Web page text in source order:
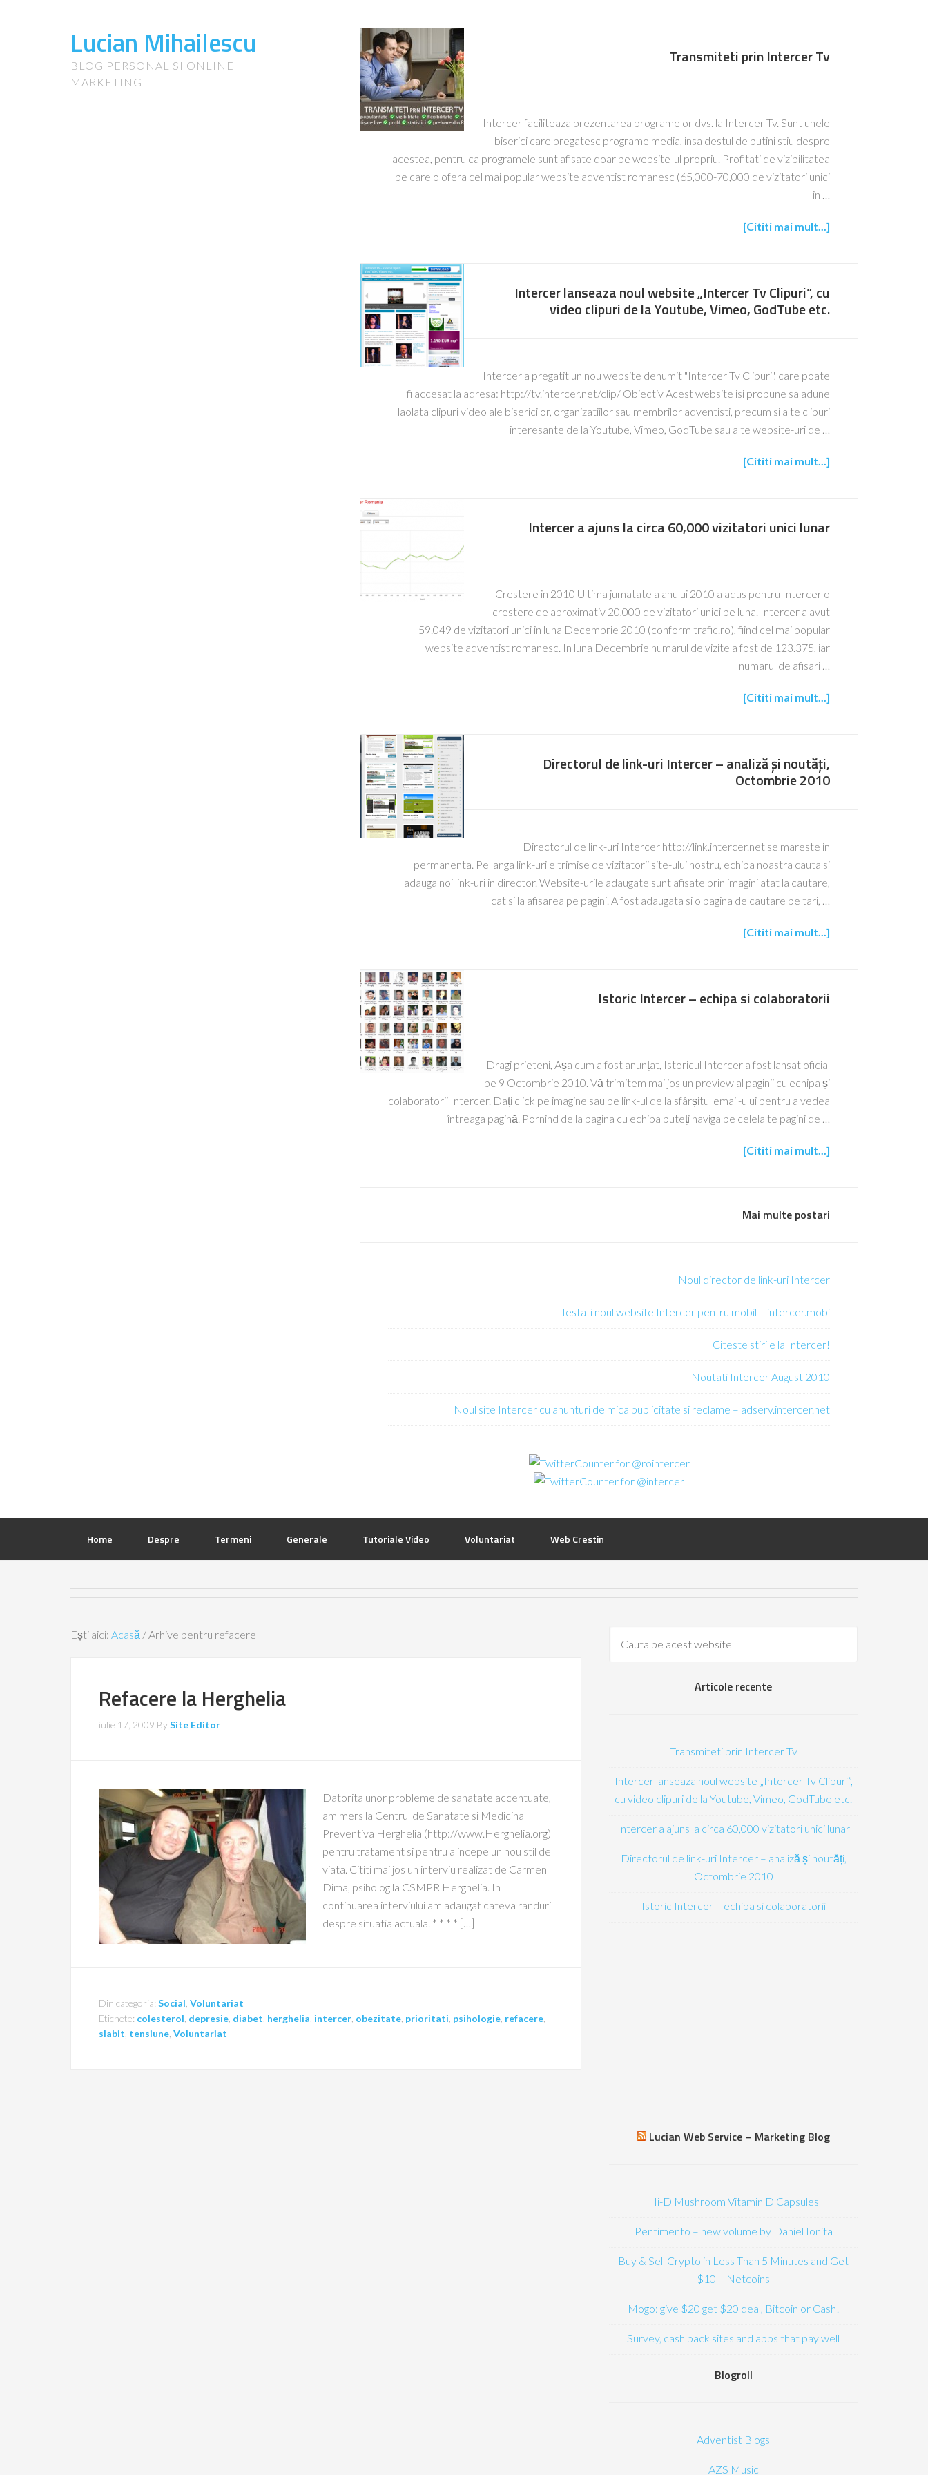
Lucian Mihailescu
BLOG PERSONAL SI ONLINE
MARKETING
Transmiteti prin Intercer Tv
Intercer faciliteaza prezentarea programelor dvs. la Intercer Tv. Sunt unele
biserici care pregatesc programe media, insa destul de putini stiu despre
acestea, pentru ca programele sunt afisate doar pe website-ul propriu. Profitati de vizibilitatea
pe care o ofera cel mai popular website adventist romanesc (65,000-70,000 de vizitatori unici
in …
[Cititi mai mult...]
Intercer lanseaza noul website „Intercer Tv Clipuri”, cu
video clipuri de la Youtube, Vimeo, GodTube etc.
Intercer a pregatit un nou website denumit "Intercer Tv Clipuri", care poate
fi accesat la adresa: http://tv.intercer.net/clip/ Obiectiv Acest website isi propune sa adune
laolata clipuri video ale bisericilor, organizatiilor sau membrilor adventisti, precum si alte clipuri
interesante de la Youtube, Vimeo, GodTube sau alte website-uri de …
[Cititi mai mult...]
Intercer a ajuns la circa 60,000 vizitatori unici lunar
Crestere in 2010 Ultima jumatate a anului 2010 a adus pentru Intercer o
crestere de aproximativ 20,000 de vizitatori unici pe luna. Intercer a avut
59.049 de vizitatori unici in luna Decembrie 2010 (conform trafic.ro), fiind cel mai popular
website adventist romanesc. In luna Decembrie numarul de vizite a fost de 123.375, iar
numarul de afisari …
[Cititi mai mult...]
Directorul de link-uri Intercer – analiză și noutăți,
Octombrie 2010
Directorul de link-uri Intercer http://link.intercer.net se mareste in
permanenta. Pe langa link-urile trimise de vizitatorii site-ului nostru, echipa noastra cauta si
adauga noi link-uri in director. Website-urile adaugate sunt afisate prin imagini atat la cautare,
cat si la afisarea pe pagini. A fost adaugata si o pagina de cautare pe tari, …
[Cititi mai mult...]
Istoric Intercer – echipa si colaboratorii
Dragi prieteni, Așa cum a fost anunțat, Istoricul Intercer a fost lansat oficial
pe 9 Octombrie 2010. Vă trimitem mai jos un preview al paginii cu echipa și
colaboratorii Intercer. Dați click pe imagine sau pe link-ul de la sfârșitul email-ului pentru a vedea
întreaga pagină. Pornind de la pagina cu echipa puteți naviga pe celelalte pagini de …
[Cititi mai mult...]
Mai multe postari
Noul director de link-uri Intercer
Testati noul website Intercer pentru mobil – intercer.mobi
Citeste stirile la Intercer!
Noutati Intercer August 2010
Noul site Intercer cu anunturi de mica publicitate si reclame – adserv.intercer.net
Home Despre Termeni Generale Tutoriale Video Voluntariat Web Crestin
Ești aici: Acasă /Arhive pentru refacere
Refacere la Herghelia
iulie 17, 2009 BySite Editor
Datorita unor probleme de sanatate accentuate,
am mers la Centrul de Sanatate si Medicina
Preventiva Herghelia (http://www.Herghelia.org)
pentru tratament si pentru a incepe un nou stil de
viata. Cititi mai jos un interviu realizat de Carmen
Dima, psiholog la CSMPR Herghelia. In
continuarea interviului am adaugat cateva randuri
despre situatia actuala. * * * * […]
Din categoria: Social Voluntariat
Etichete: colesterol depresie diabet herghelia intercer obezitate prioritati psihologie refacere
slabit tensiune Voluntariat
Articole recente
Transmiteti prin Intercer Tv
Intercer lanseaza noul website „Intercer Tv Clipuri”,
cu video clipuri de la Youtube, Vimeo, GodTube etc.
Intercer a ajuns la circa 60,000 vizitatori unici lunar
Directorul de link-uri Intercer – analiză și noutăți,
Octombrie 2010
Istoric Intercer – echipa si colaboratorii
Lucian Web Service – Marketing Blog
Hi-D Mushroom Vitamin D Capsules
Pentimento – new volume by Daniel Ionita
Buy & Sell Crypto in Less Than 5 Minutes and Get
$10 – Netcoins
Mogo: give $20 get $20 deal, Bitcoin or Cash!
Survey, cash back sites and apps that pay well
Blogroll
Adventist Blogs
AZS Music